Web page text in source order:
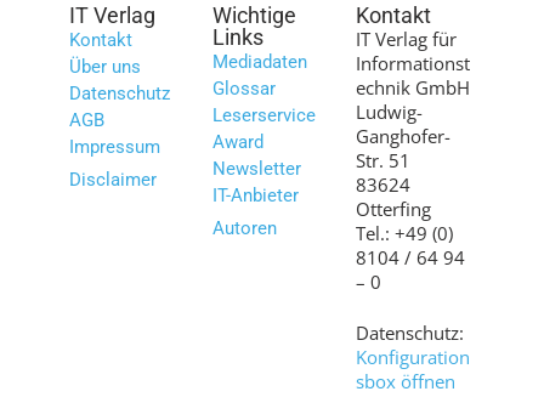
IT Verlag
Kontakt
Über uns
Datenschutz
AGB
Impressum
Disclaimer
Wichtige
Links
Mediadaten
Glossar
Leserservice
Award
Newsletter
IT-Anbieter
Autoren
Kontakt
IT Verlag für
Informationst
echnik GmbH
Ludwig-
Ganghofer-
Str. 51
83624
Otterfing
Tel.: +49 (0)
8104 / 64 94
– 0
Datenschutz:
Konfiguration
sbox öffnen